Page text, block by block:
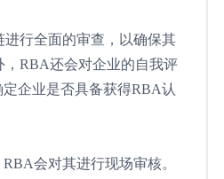
行全面的审查，以确保其
RBA还会对企业的自我评
企业是否具备获得RBA认
会对其进行现场审核。